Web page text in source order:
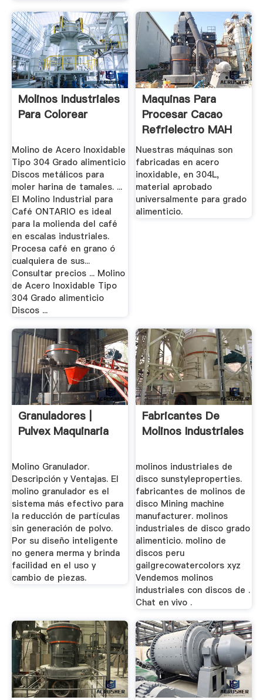
Molinos Industriales
Para Colorear
Molino de Acero Inoxidable
Tipo 304 Grado alimenticio
Discos metálicos para
moler harina de tamales. ...
El Molino Industrial para
Café ONTARIO es ideal
para la molienda del café
en escalas industriales.
Procesa café en grano ó
cualquiera de sus...
Consultar precios ... Molino
de Acero Inoxidable Tipo
304 Grado alimenticio
Discos ...
Maquinas Para
Procesar Cacao
Refrielectro MAH
Nuestras máquinas son
fabricadas en acero
inoxidable, en 304L,
material aprobado
universalmente para grado
alimenticio.
Granuladores |
Pulvex Maquinaria
Molino Granulador.
Descripción y Ventajas. El
molino granulador es el
sistema más efectivo para
la reducción de partículas
sin generación de polvo.
Por su diseño inteligente
no genera merma y brinda
facilidad en el uso y
cambio de piezas.
Fabricantes De
Molinos Industriales
molinos industriales de
disco sunstyleproperties.
fabricantes de molinos de
disco Mining machine
manufacturer. molinos
industriales de disco grado
alimenticio. molino de
discos peru
gailgrecowatercolors xyz
Vendemos molinos
industriales con discos de .
Chat en vivo .